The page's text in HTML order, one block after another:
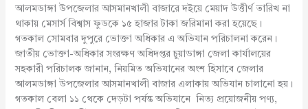
আলমডাঙ্গা উপজেলার আসমানখালী বাজারে দইয়ে মেয়াদ উত্তীর্ণ তারিখ না
থাকায় মেসার্স বিশ্বাস ফুডকে ১৫ হাজার টাকা জরিমানা করা হয়েছে।
গতকাল সোমবার দুপুরে ভোক্তা অধিকার এ অভিযান পরিচালনা করেন।
জাতীয় ভোক্তা-অধিকার সংরক্ষণ অধিদপ্তর চুয়াডাঙ্গা জেলা কার্যালয়ের
সহকারী পরিচালক জানান, নিয়মিত অভিযানের অংশ হিসাবে জেলার
আলমডাঙ্গা উপজেলার আসমানখালী বাজার এলাকায় অভিযান চালানো হয়।
গতকাল বেলা ১১ থেকে দেড়টা পর্যন্ত অভিযানে নিত্য প্রয়োজনীয় পণ্য,